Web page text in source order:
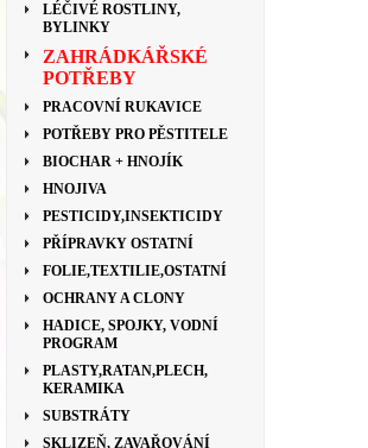
LÉČIVÉ ROSTLINY,
BYLINKY
ZAHRÁDKÁŘSKÉ
POTŘEBY
PRACOVNÍ RUKAVICE
POTŘEBY PRO PĚSTITELE
BIOCHAR + HNOJÍK
HNOJIVA
PESTICIDY,INSEKTICIDY
PŘÍPRAVKY OSTATNÍ
FOLIE,TEXTILIE,OSTATNÍ
OCHRANY A CLONY
HADICE, SPOJKY, VODNÍ
PROGRAM
PLASTY,RATAN,PLECH,
KERAMIKA
SUBSTRÁTY
SKLIZEŇ, ZAVAŘOVÁNÍ